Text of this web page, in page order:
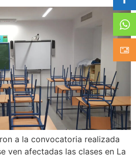
a la convocatoria realizada
ven afectadas las clases en La